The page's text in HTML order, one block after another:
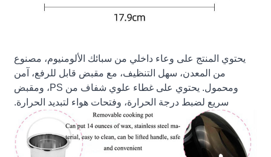
يحتوي المنتج على وعاء داخلي من سبائك الألومنيوم، مصنوع
من المعدن، سهل التنظيف، مع مقبض قابل للرفع، آمن
ومحمول. يحتوي على غطاء علوي شفاف من PS، ومقبض
سريع لضبط درجة الحرارة، وفتحات هواء لتبديد الحرارة.